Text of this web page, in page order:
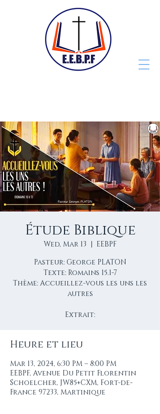
Étude Biblique
Wed, Mar 13
  |
EEBPF
Pasteur: George PLATON
Texte: Romains 15.1-7
Thème: Accueillez-vous les uns les
autres
Extrait:
Heure et lieu
Mar 13, 2024, 6:30 PM – 8:00 PM
EEBPF, Avenue Du Petit Florentin
Schoelcher, JW85+CXM, Fort-de-
France 97233, Martinique